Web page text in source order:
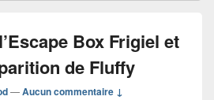
Box Frigiel et
de Fluffy
—Aucun commentaire ↓